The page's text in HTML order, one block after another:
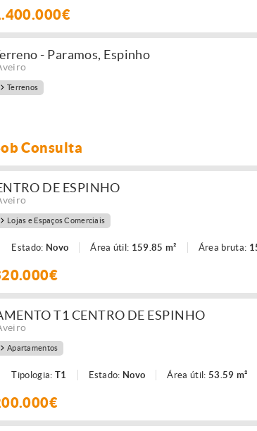
- Paramos, Espinho
Terrenos
Consulta
DE ESPINHO
Lojas e Espaços Comerciais
Estado: Novo Área útil: 159.85 m² Área bruta:
T1 CENTRO DE ESPINHO
Apartamentos
Tipologia: T1 Estado: Novo Área útil: 53.59 m²